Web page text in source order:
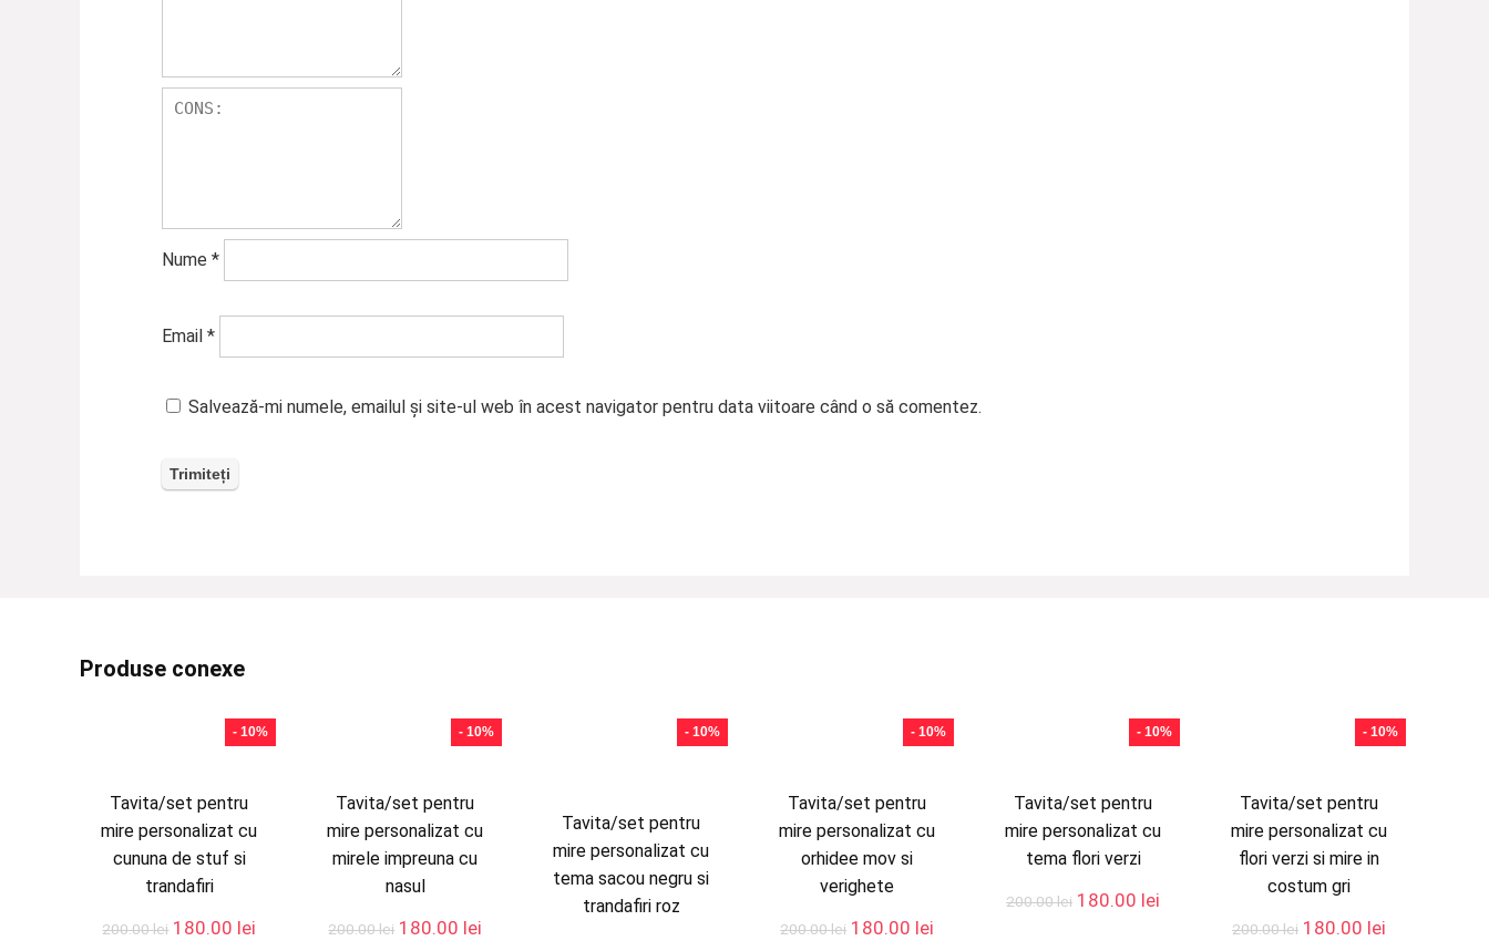
Nume *
Email *
Salvează-mi numele, emailul și site-ul web în acest navigator pentru data viitoare când o să comentez.
Produse conexe
- 10%
Tavita/set pentru
mire personalizat cu
cununa de stuf si
trandafiri
200.00lei Prețul
180.00 lei
- 10%
Tavita/set pentru
mire personalizat cu
mirele impreuna cu
nasul
200.00lei Prețul
180.00 lei
- 10%
Tavita/set pentru
mire personalizat cu
tema sacou negru si
trandafiri roz
- 10%
Tavita/set pentru
mire personalizat cu
orhidee mov si
verighete
200.00lei Prețul
180.00 lei
- 10%
Tavita/set pentru
mire personalizat cu
tema flori verzi
200.00lei Prețul
180.00 lei
- 10%
Tavita/set pentru
mire personalizat cu
flori verzi si mire in
costum gri
200.00lei Prețul
180.00 leiPrețul